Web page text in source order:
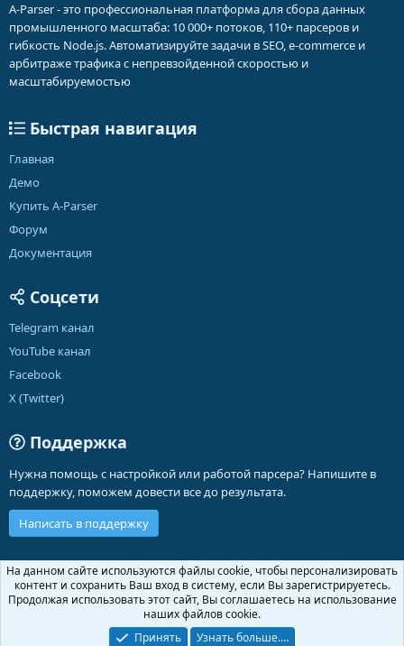
A-Parser - это профессиональная платформа для сбора данных
промышленного масштаба: 10 000+ потоков, 110+ парсеров и
гибкость Node.js. Автоматизируйте задачи в SEO, e-commerce и
арбитраже трафика с непревзойденной скоростью и
масштабируемостью
Быстрая навигация
Главная
Демо
Купить A-Parser
Форум
Документация
Соцсети
Telegram канал
YouTube канал
Facebook
X (Twitter)
Поддержка
Нужна помощь с настройкой или работой парсера? Напишите в
поддержку, поможем довести все до результата.
Написать в поддержку
Russian (RU)
Обратная связь
Условия и правила
Политика конфиденциальности
Помощь
Community platform by XenForo ® © 2010-2026 XenForo Ltd.
На данном сайте используются файлы cookie, чтобы персонализировать
контент и сохранить Ваш вход в систему, если Вы зарегистрируетесь.
Продолжая использовать этот сайт, Вы соглашаетесь на использование
наших файлов cookie.
Принять
Узнать больше.…